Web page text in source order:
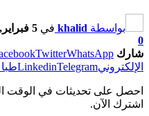
بواسطة khalid في 5 فبراير, 2025
0
شارك
TwitterWhatsApp
الإلكتروني
LinkedinTelegram
احصل على تحديثات في الوقت
اشترك الآن.